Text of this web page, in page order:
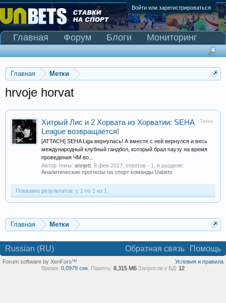
Войти или зарегистрироваться
Главная Метки
hrvoje horvat
Тема
Хитрый Лис и 2 Хорвата из Хорватии: SEHA
League возвращается!
[ATTACH] SEHA Liga вернулась! А вместе с ней вернулся и весь
международный клубный гандбол, который брал паузу на время
проведения ЧМ во...
Автор темы: annjett 8 фев 2017 , ответов - 1, в разделе:
Аналитические прогнозы на спорт команды Uabets
Показано результатов: с 1 по 1 из 1.
Главная Метки
Главная Форум Блоги
Мониторинг
Сканер Pinnacle
Russian (RU) Обратная связь Помощь
Условия и правила
Forum software by XenForo™
Время: 0,0979 сек. Память: 8,315 МБ Запросов к БД: 12